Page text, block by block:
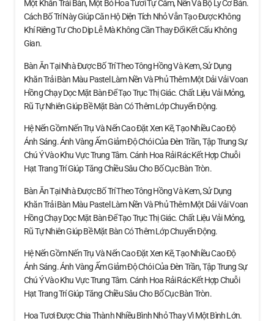
Một Khăn Trải Bàn, Một Bó Hoa Tươi Tự Cắm, Nến Và Bộ Ly Cơ Bản.
Cách Bố Trí Này Giúp Căn Hộ Diện Tích Nhỏ Vẫn Tạo Được Không
Khí Riêng Tư Cho Dịp Lễ Mà Không Cần Thay Đổi Kết Cấu Không
Gian.
Bàn Ăn Tại Nhà Được Bố Trí Theo Tông Hồng Và Kem, Sử Dụng
Khăn Trải Bàn Màu Pastel Làm Nền Và Phủ Thêm Một Dải Vải Voan
Hồng Chạy Dọc Mặt Bàn Để Tạo Trục Thị Giác. Chất Liệu Vải Mỏng,
Rũ Tự Nhiên Giúp Bề Mặt Bàn Có Thêm Lớp Chuyển Động.
Hệ Nến Gồm Nến Trụ Và Nến Cao Đặt Xen Kẽ, Tạo Nhiều Cao Độ
Ánh Sáng. Ánh Vàng Ấm Giảm Độ Chói Của Đèn Trần, Tập Trung Sự
Chú Ý Vào Khu Vực Trung Tâm. Cánh Hoa Rải Rác Kết Hợp Chuỗi
Hạt Trang Trí Giúp Tăng Chiều Sâu Cho Bố Cục Bàn Tròn.
Bàn Ăn Tại Nhà Được Bố Trí Theo Tông Hồng Và Kem, Sử Dụng
Khăn Trải Bàn Màu Pastel Làm Nền Và Phủ Thêm Một Dải Vải Voan
Hồng Chạy Dọc Mặt Bàn Để Tạo Trục Thị Giác. Chất Liệu Vải Mỏng,
Rũ Tự Nhiên Giúp Bề Mặt Bàn Có Thêm Lớp Chuyển Động.
Hệ Nến Gồm Nến Trụ Và Nến Cao Đặt Xen Kẽ, Tạo Nhiều Cao Độ
Ánh Sáng. Ánh Vàng Ấm Giảm Độ Chói Của Đèn Trần, Tập Trung Sự
Chú Ý Vào Khu Vực Trung Tâm. Cánh Hoa Rải Rác Kết Hợp Chuỗi
Hạt Trang Trí Giúp Tăng Chiều Sâu Cho Bố Cục Bàn Tròn.
Hoa Tươi Được Chia Thành Nhiều Bình Nhỏ Thay Vì Một Bình Lớn.